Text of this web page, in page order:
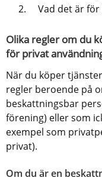
Vad det är
Olika regler om du
för privat
När du köper
regler beroende på
beskattningsbar
förening) eller som
exempel som
privat).
Om du är en